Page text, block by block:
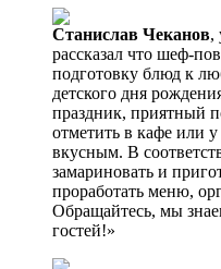
Станислав Чеканов,
рассказал что шеф-
подготовку блюд к
детского дня
праздник, приятный
отметить в кафе или
вкусным. В
замариновать и
проработать меню,
Обращайтесь, мы
гостей!»